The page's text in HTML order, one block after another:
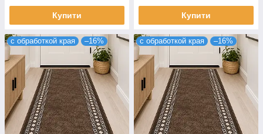
Купити Купити
с обработкой края –16% с обработкой края –16%